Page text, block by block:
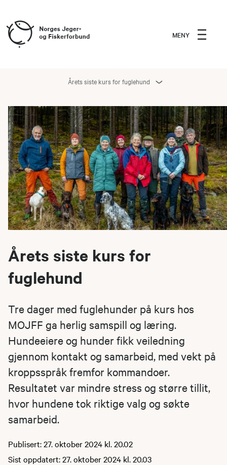
MENY
Årets siste kurs for fuglehund
Årets siste kurs for
fuglehund
Tre dager med fuglehunder på kurs hos
MOJFF ga herlig samspill og læring.
Hundeeiere og hunder fikk veiledning
gjennom kontakt og samarbeid, med vekt på
kroppsspråk fremfor kommandoer.
Resultatet var mindre stress og større tillit,
hvor hundene tok riktige valg og søkte
samarbeid.
Publisert: 27. oktober 2024 kl. 20.02
Sist oppdatert: 27. oktober 2024 kl. 20.03